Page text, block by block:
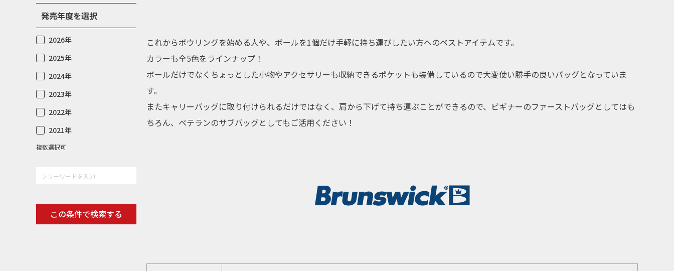
発売年度を選択
2026年
2025年
2024年
2023年
2022年
2021年
複数選択可
この条件で検索する
これからボウリングを始める人や、ボールを1個だけ手軽に持ち運びしたい方へのベストアイテムです。
カラーも全5色をラインナップ！
ボールだけでなくちょっとした小物やアクセサリーも収納できるポケットも装備しているので大変使い勝手の良いバッグとなっていま
す。
またキャリーバッグに取り付けられるだけではなく、肩から下げて持ち運ぶことができるので、ビギナーのファーストバッグとしてはも
ちろん、ベテランのサブバッグとしてもご活用ください！